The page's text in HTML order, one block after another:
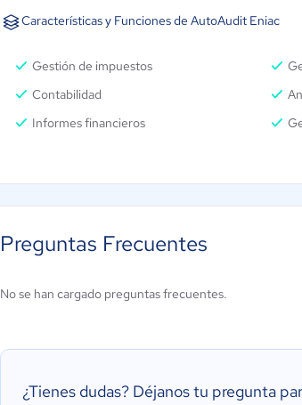
Características y Funciones de AutoAudit Eniac
Gestión de impuestos
Contabilidad
Informes financieros
Preguntas Frecuentes
No se han cargado preguntas frecuentes.
¿Tienes dudas? Déjanos tu pregunta